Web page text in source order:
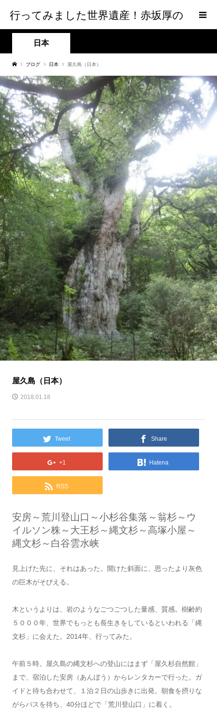
行ってみました世界遺産！赤坂厚の
world Heritage
日本
ブログ 日本 屋久島（日本）
屋久島（日本）
2018.01.18
Tweet Share
+1 Hatena
RSS
安房～荒川登山口～小杉谷集落～翁杉～ウ
イルソン株～大王杉～縄文杉～高塚小屋～
縄文杉～白谷雲水峡
見上げた先に、それはあった。開けた斜面に、思ったより灰色
の巨木がそびえる。
木というよりは、岩のようなごつごつした量感、質感。樹齢約
５０００年、世界でもっとも長生きをしているといわれる「縄
文杉」に会えた。2014年、行ってみた。
午前５時。屋久島の縄文杉への登山にはまず「屋久杉自然館」
まで、宿泊した安房（あんぼう）からレンタカーで行った。ガ
イドと待ち合わせて、１泊２日の山歩きに出発。朝食を摂りな
がらバスを待ち、40分ほどで「荒川登山口」に着く。